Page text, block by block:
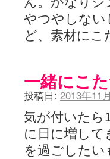
やつやしない
ど、素材に
一緒にこ
投稿日: 2013年11
気が付いたら
に日に増し
を過ごした